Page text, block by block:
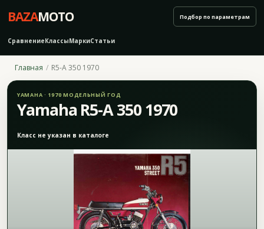
BAZAMOTO
СравнениеКлассыМаркиСтатьи
Подбор по параметрам
Главная R5-A 350 1970
YAMAHA · 1970 МОДЕЛЬНЫЙ ГОД
Yamaha R5-A 350 1970
Класс не указан в каталоге